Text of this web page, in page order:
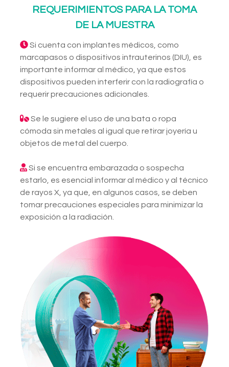
REQUERIMIENTOS PARA LA TOMA
DE LA MUESTRA
Si cuenta con implantes médicos, como
marcapasos o dispositivos intrauterinos (DIU), es
importante informar al médico, ya que estos
dispositivos pueden interferir con la radiografía o
requerir precauciones adicionales.
Se le sugiere el uso de una bata o ropa
cómoda sin metales al igual que retirar joyería u
objetos de metal del cuerpo.
Si se encuentra embarazada o sospecha
estarlo, es esencial informar al médico y al técnico
de rayos X, ya que, en algunos casos, se deben
tomar precauciones especiales para minimizar la
exposición a la radiación.